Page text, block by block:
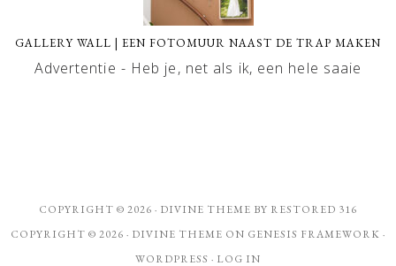
GALLERY WALL | EEN FOTOMUUR NAAST DE TRAP MAKEN
Advertentie - Heb je, net als ik, een hele saaie
COPYRIGHT © 2026 · DIVINE THEME BY RESTORED 316
COPYRIGHT © 2026 · DIVINE THEME ON GENESIS FRAMEWORK ·
WORDPRESS · LOG IN